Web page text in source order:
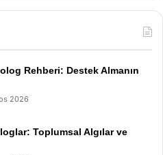
Rehberi: Destek Almanın
2026
Toplumsal Algılar ve